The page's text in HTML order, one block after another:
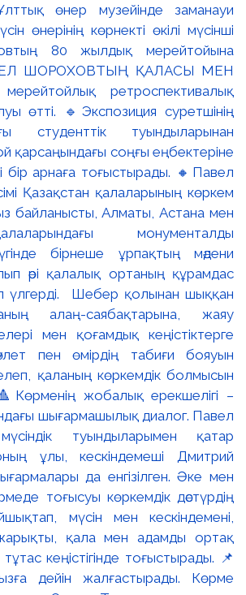
өнер музейінде заманауи
өнерінің көрнекті өкілі мүсінші
80 жылдық мерейтойына
ШОРОХОВТЫҢ ҚАЛАСЫ МЕН
ретроспективалық
өтті. 🔹Экспозиция суретшінің
студенттік туындыларынан
қарсаңындағы соңғы еңбектеріне
бір арнаға тоғыстырады. 🔸Павел
Қазақстан қалаларының көркем
байланысты, Алматы, Астана мен
монументалды
бірнеше ұрпақтың мәдени
әрі қалалық ортаның құрамдас
үлгерді. Шебер қолынан шыққан
алаң-саябақтарына, жаяу
мен қоғамдық кеңістіктерге
пен өмірдің табиғи бояуын
қаланың көркемдік болмысын
жобалық ерекшелігі –
шығармашылық диалог. Павел
туындыларымен қатар
ұлы, кескіндемеші Дмитрий
да енгізілген. Әке мен
тоғысуы көркемдік дәстүрдің
мүсін мен кескіндемені,
қала мен адамды ортақ
кеңістігінде тоғыстырады. 📌
дейін жалғастырады. Көрме